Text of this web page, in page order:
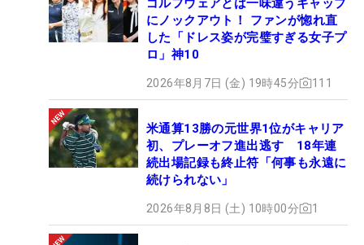
ゴルフウェアとは一味違うギャップ
にノックアウト！ ファンが惚れ直
した「ドレス姿が完璧すぎる女子プ
ロ」神10
2026年8月7日 (金) 19時45分 111
米通算13勝の元世界1位がキャリア
初、プレーオフ進出逃す 18年連
続出場記録も終止符「何事も永遠に
続けられない」
2026年8月8日 (土) 10時00分 1